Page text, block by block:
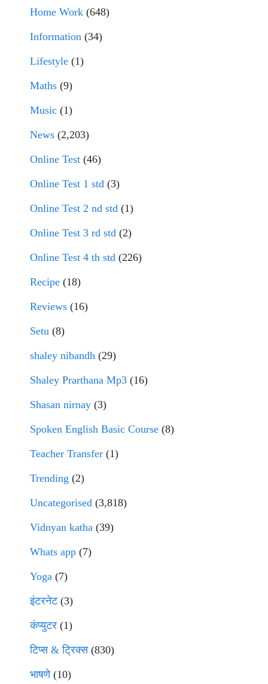
Home Work (648)
Information (34)
Lifestyle (1)
Maths (9)
Music (1)
News (2,203)
Online Test (46)
Online Test 1 std (3)
Online Test 2 nd std (1)
Online Test 3 rd std (2)
Online Test 4 th std (226)
Recipe (18)
Reviews (16)
Setu (8)
shaley nibandh (29)
Shaley Prarthana Mp3 (16)
Shasan nirnay (3)
Spoken English Basic Course (8)
Teacher Transfer (1)
Trending (2)
Uncategorised (3,818)
Vidnyan katha (39)
Whats app (7)
Yoga (7)
इंटरनेट(3)
कंप्युटर (1)
टिप्स & ट्रिक्स(830)
भाषणे(10)